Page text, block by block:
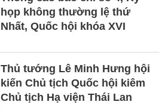
họp không thường lệ thứ
Nhất, Quốc hội khóa XVI
Thủ tướng Lê Minh Hưng hội
kiến Chủ tịch Quốc hội kiêm
Chủ tịch Hạ viện Thái Lan